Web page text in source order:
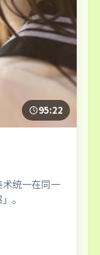
95:22
统一在同一
。